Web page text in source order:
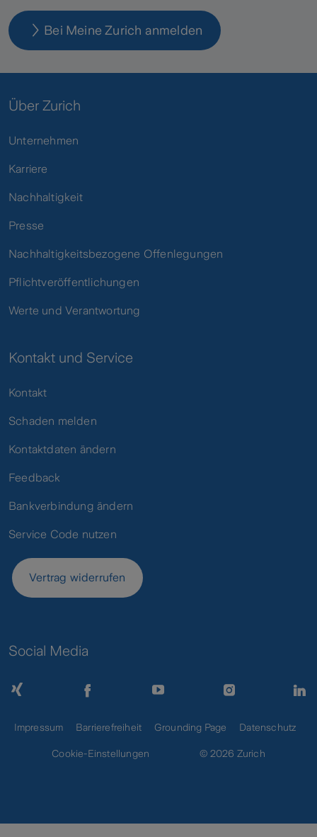
Bei Meine Zurich anmelden
Über Zurich
Unternehmen
Karriere
Nachhaltigkeit
Presse
Nachhaltigkeitsbezogene Offenlegungen
Pflichtveröffentlichungen
Werte und Verantwortung
Kontakt und Service
Kontakt
Schaden melden
Kontaktdaten ändern
Feedback
Bankverbindung ändern
Service Code nutzen
Vertrag widerrufen
Social Media
Impressum Barrierefreiheit Grounding Page Datenschutz
Cookie-Einstellungen © 2026 Zurich